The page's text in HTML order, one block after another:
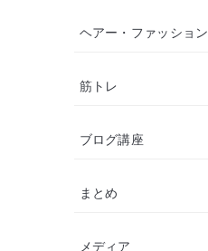
ヘアー・ファッション
筋トレ
ブログ講座
まとめ
メディア